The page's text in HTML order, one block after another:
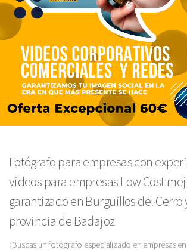
Fotógrafo para empresas con
videos para empresas Low Cost
garantizado en Burguillos del Cerro
provincia de Badajoz
¿Buscas un fotógrafo especializado en empresas